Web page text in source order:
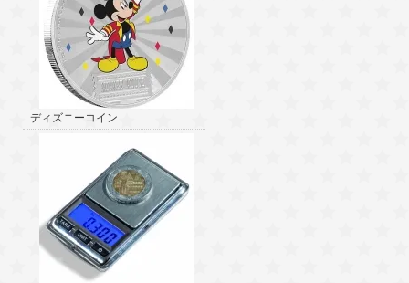
ディズニーコイン